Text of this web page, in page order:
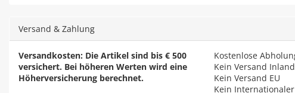
Versand & Zahlung
Versandkosten: Die Artikel sind bis € 500
versichert. Bei höheren Werten wird eine
Höherversicherung berechnet.
Kostenlose
Kein Versand Inland
Kein Versand EU
Kein